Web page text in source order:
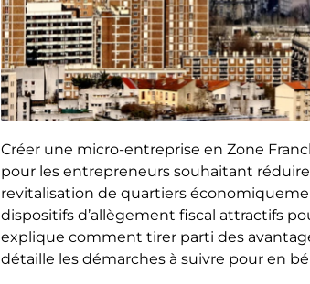
Créer une micro-entreprise en Zone
pour les entrepreneurs souhaitant
revitalisation de quartiers
dispositifs d’allègement fiscal attractifs
explique comment tirer parti des
détaille les démarches à suivre pour en